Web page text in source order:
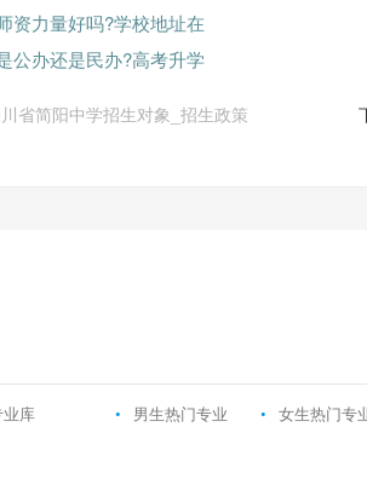
资力量好吗?学校地址在
公办还是民办?高考升学
省简阳中学招生对象_招生政策
业库 • 男生热门专业 • 女生热门专